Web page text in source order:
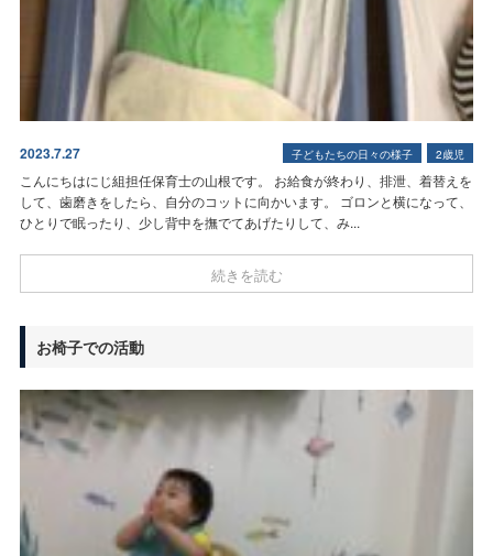
2023.7.27 2歳児
子どもたちの日々の様子
こんにちはにじ組担任保育士の山根です。 お給食が終わり、排泄、着替えを
して、歯磨きをしたら、自分のコットに向かいます。 ゴロンと横になって、
ひとりで眠ったり、少し背中を撫でてあげたりして、み...
続きを読む
お椅子での活動